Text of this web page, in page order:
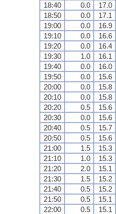
18:40
0.0 17.0
18:50
0.0 17.1
19:00
0.0 16.9
19:10
0.0 16.6
19:20
0.0 16.4
19:30
1.0 16.1
19:40
0.0 16.0
19:50
0.0 15.6
20:00
0.0 15.8
20:10
0.0 15.8
20:20
0.5 15.6
20:30
0.0 15.6
20:40
0.5 15.7
20:50
0.5 15.6
21:00
1.5 15.3
21:10
1.0 15.3
21:20
2.0 15.1
21:30
1.5 15.2
21:40
0.5 15.2
21:50
0.5 15.1
22:00
0.5 15.1